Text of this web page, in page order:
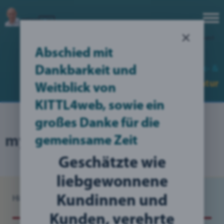
Erstelle deinen Account
no translation found for err_nofullview (1)
Web-, Werbe-,
Kommunikations
Agentur
myBlog: Grafikdesign
Blog / myDiBlog Grafikdesign
Abschied mit
Dankbarkeit und
Weitblick von
KITTL4web, sowie ein
großes Danke für die
gemeinsame Zeit
Geschätzte wie
liebgewonnene
Kundinnen und
Kunden, verehrte
×